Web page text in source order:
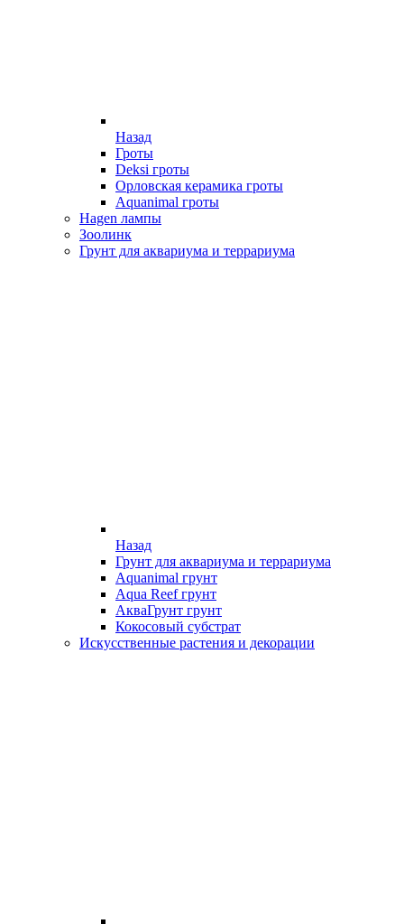
Назад
Гроты
Deksi гроты
Орловская керамика гроты
Aquanimal гроты
Hagen лампы
Зоолинк
Грунт для аквариума и террариума
Назад
Грунт для аквариума и террариума
Aquanimal грунт
Aqua Reef грунт
АкваГрунт грунт
Кокосовый субстрат
Искусственные растения и декорации